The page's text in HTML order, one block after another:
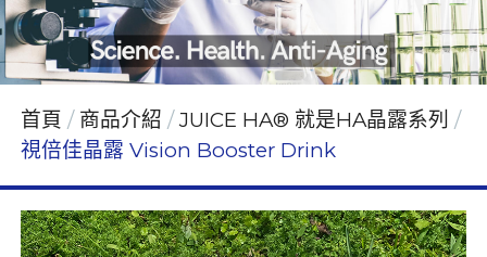
首頁 商品介紹
JUICE HA® 就是HA晶露系列
視倍佳晶露 Vision Booster Drink